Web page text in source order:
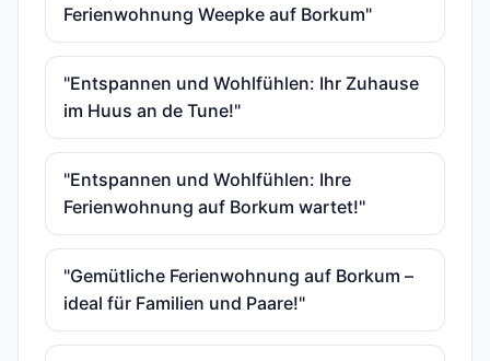
Ferienwohnung Weepke auf Borkum"
"Entspannen und Wohlfühlen: Ihr Zuhause
im Huus an de Tune!"
"Entspannen und Wohlfühlen: Ihre
Ferienwohnung auf Borkum wartet!"
"Gemütliche Ferienwohnung auf Borkum –
ideal für Familien und Paare!"